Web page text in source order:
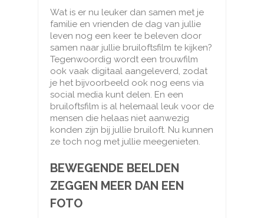
Wat is er nu leuker dan samen met je
familie en vrienden de dag van jullie
leven nog een keer te beleven door
samen naar jullie bruiloftsfilm te kijken?
Tegenwoordig wordt een trouwfilm
ook vaak digitaal aangeleverd, zodat
je het bijvoorbeeld ook nog eens via
social media kunt delen. En een
bruiloftsfilm is al helemaal leuk voor de
mensen die helaas niet aanwezig
konden zijn bij jullie bruiloft. Nu kunnen
ze toch nog met jullie meegenieten.
BEWEGENDE BEELDEN
ZEGGEN MEER DAN EEN
FOTO